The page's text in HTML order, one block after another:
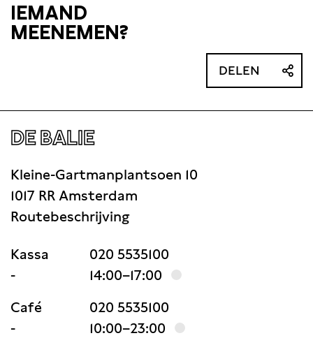
IEMAND
MEENEMEN?
DELEN
DE BALIE
Kleine-Gartmanplantsoen 10
1017 RR Amsterdam
Routebeschrijving
Kassa
020 5535100
-
14:00–17:00
Café
020 5535100
-
10:00–23:00